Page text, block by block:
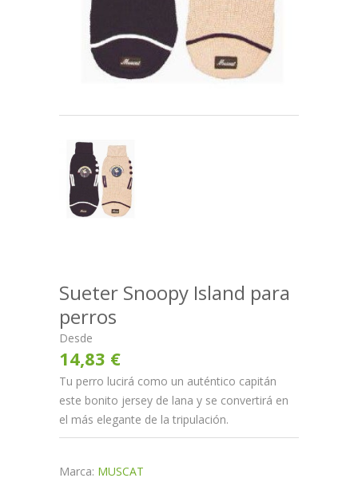
Sueter Snoopy Island para
perros
Desde
14,83 €
Tu perro lucirá como un auténtico capitán
este bonito jersey de lana y se convertirá en
el más elegante de la tripulación.
Marca: MUSCAT